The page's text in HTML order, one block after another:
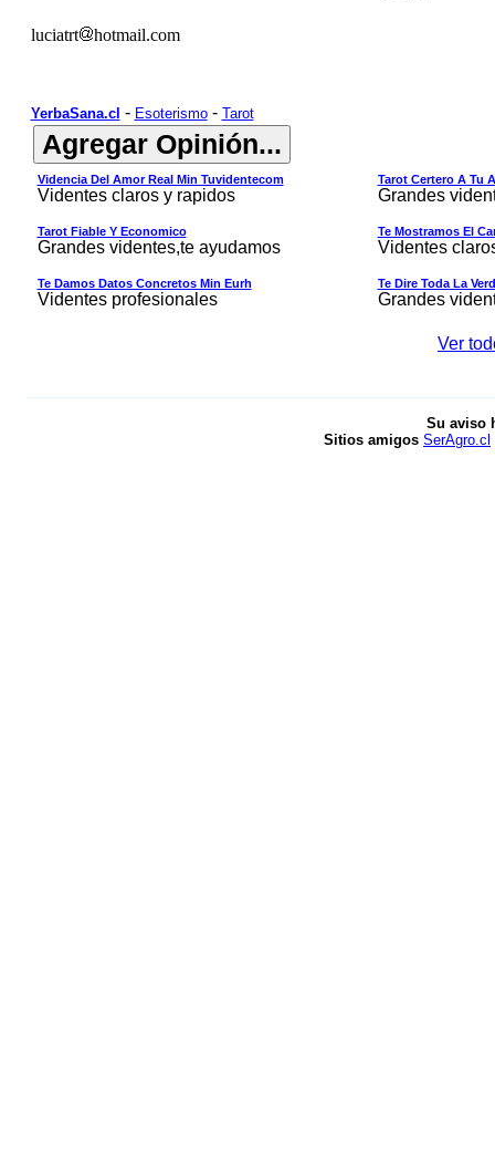
luciatrt hotmail.com
YerbaSana.cl - Esoterismo- Tarot
Videncia Del Amor Real Min Tuvidentecom
Videntes claros y rapidos
Tarot Certero A Tu
Grandes
Tarot Fiable Y Economico
Grandes videntes,te ayudamos
Te Mostramos El
Videntes
Te Damos Datos Concretos Min Eurh
Videntes profesionales
Te Dire Toda La
Grandes
Ver
Su aviso
Sitios amigos SerAgro.cl